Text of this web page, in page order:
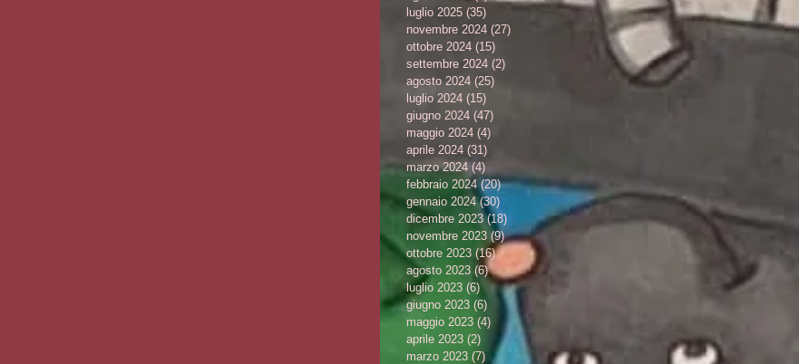
luglio 2025 (35)
novembre 2024 (27)
ottobre 2024 (15)
settembre 2024 (2)
agosto 2024 (25)
luglio 2024 (15)
giugno 2024 (47)
maggio 2024 (4)
aprile 2024 (31)
marzo 2024 (4)
febbraio 2024 (20)20 post
gennaio 2024 (30)
dicembre 2023 (18) 18 post
novembre 2023 (9)9 post
ottobre 2023 (16)16 post
agosto 2023 (6)6 post
luglio 2023 (6) 6 post
giugno 2023 (6) 6 post
maggio 2023 (4) 4 post
aprile 2023 (2) 2 post
marzo 2023 (7) 7 post